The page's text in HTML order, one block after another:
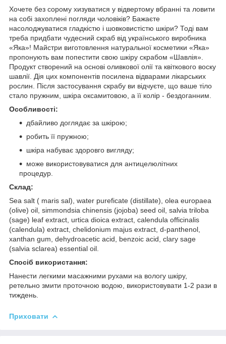
Хочете без сорому хизуватися у відвертому вбранні та ловити
на собі захоплені погляди чоловіків? Бажаєте
насолоджуватися гладкістю і шовковистістю шкіри? Тоді вам
треба придбати чудесний скраб від українського виробника
«Яка»! Майстри виготовлення натуральної косметики «Яка»
пропонують вам попестити свою шкіру скрабом «Шавлія».
Продукт створений на основі оливкової олії та квіткового воску
шавлії. Дія цих компонентів посилена відварами лікарських
рослин. Після застосування скрабу ви відчуєте, що ваше тіло
стало пружним, шкіра оксамитовою, а її колір - бездоганним.
Особливості:
дбайливо доглядає за шкірою;
робить її пружною;
шкіра набуває здоровго вигляду;
може використовуватися для антицелюлітних
процедур.
Склад:
Sea salt ( maris sal), water pureficate (distillate), olea europaea
(olive) oil, simmondsia chinensis (jojoba) seed oil, salvia triloba
(sage) leaf extract, urtica dioica extract, calendula officinalis
(calendula) extract, chelidonium majus extract, d-panthenol,
xanthan gum, dehydroacetic acid, benzoic acid, clary sage
(salvia sclarea) essential oil.
Спосіб використання:
Нанести легкими масажними рухами на вологу шкіру,
ретельно змити проточною водою, використовувати 1-2 рази в
тиждень.
Приховати